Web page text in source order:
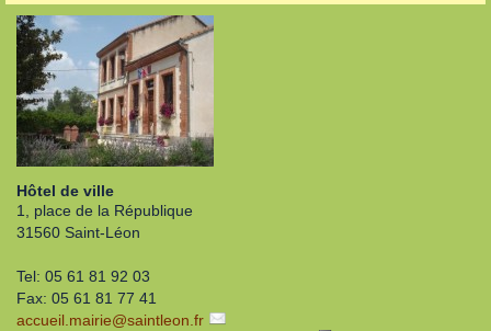
Hôtel de ville
1, place de la République
31560 Saint-Léon
Tel: 05 61 81 92 03
Fax: 05 61 81 77 41
accueil.mairie@saintleon.fr